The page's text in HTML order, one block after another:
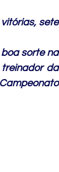
sete
sorte na
da